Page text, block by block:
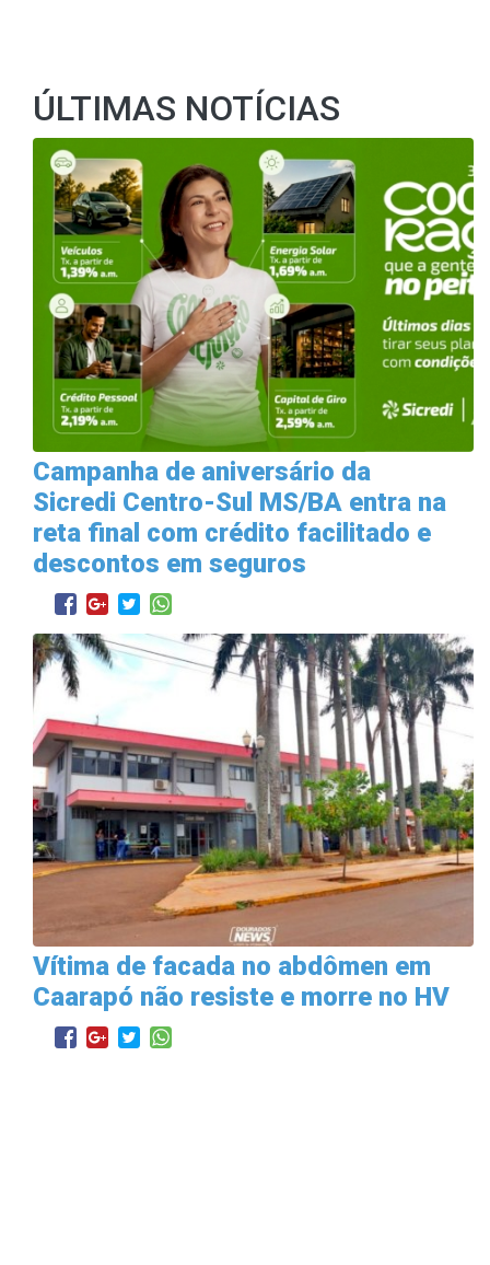
ÚLTIMAS NOTÍCIAS
Campanha de aniversário da
Sicredi Centro-Sul MS/BA entra na
reta final com crédito facilitado e
descontos em seguros
Vítima de facada no abdômen em
Caarapó não resiste e morre no HV